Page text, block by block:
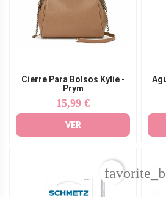
Cierre Para Bolsos Kylie -
Prym
Precio
15,99 €
VER